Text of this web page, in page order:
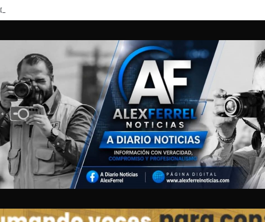
Desmiente Dirección de Gobernación Municipal de Chihuahua que clausura de